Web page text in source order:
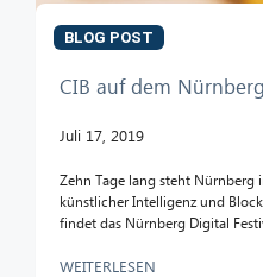
BLOG POST
CIB auf dem
Juli 17, 2019
Zehn Tage lang steht Nürnberg
künstlicher Intelligenz und
findet das Nürnberg Digital
WEITERLESEN